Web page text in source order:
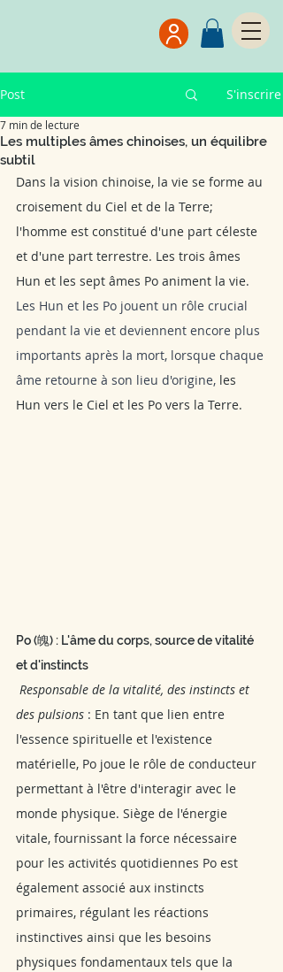
Post S'inscrire
Les multiples âmes chinoises, un équilibre
subtil
7 min de lecture
Dans la vision chinoise, la vie se forme au
croisement du Ciel et de la Terre;
l'homme est constitué d'une part céleste
et d'une part terrestre. Les trois âmes
Hun et les sept âmes Po animent la vie.
Les Hun et les Po jouent un rôle crucial
pendant la vie et deviennent encore plus
importants après la mort, lorsque chaque
âme retourne à son lieu d'origine, les
Hun vers le Ciel et les Po vers la Terre.
Po (魄) : L'âme du corps, source de vitalité
et d'instincts
des pulsions : En tant que lien entre
l'essence spirituelle et l'existence
matérielle, Po joue le rôle de conducteur
permettant à l'être d'interagir avec le
monde physique. Siège de l'énergie
vitale, fournissant la force nécessaire
pour les activités quotidiennes Po est
également associé aux instincts
primaires, régulant les réactions
instinctives ainsi que les besoins
physiques fondamentaux tels que la